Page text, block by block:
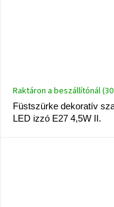
Füstszürke dekoratív
LED izzó E27 4,5W II.
Raktáron a beszállítónál